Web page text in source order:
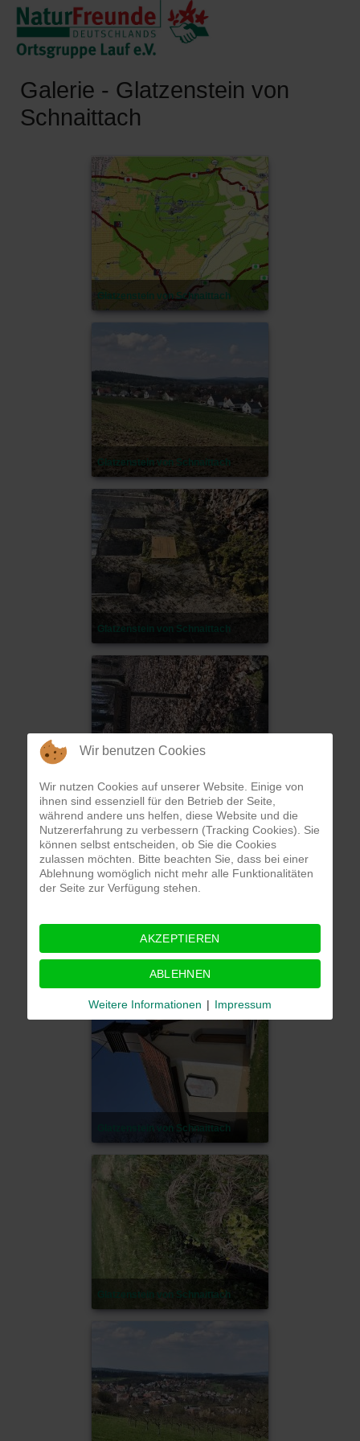
Galerie - Glatzenstein von
Schnaittach
Glatzenstein von Schnaittach
Glatzenstein von Schnaittach
Glatzenstein von Schnaittach
Glatzenstein von Schnaittach
Glatzenstein von Schnaittach
Glatzenstein von Schnaittach
Glatzenstein von Schnaittach
Wir benutzen Cookies
Wir nutzen Cookies auf unserer Website. Einige von
ihnen sind essenziell für den Betrieb der Seite,
während andere uns helfen, diese Website und die
Nutzererfahrung zu verbessern (Tracking Cookies). Sie
können selbst entscheiden, ob Sie die Cookies
zulassen möchten. Bitte beachten Sie, dass bei einer
Ablehnung womöglich nicht mehr alle Funktionalitäten
der Seite zur Verfügung stehen.
AKZEPTIEREN
ABLEHNEN
Weitere Informationen | Impressum